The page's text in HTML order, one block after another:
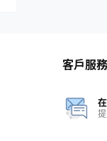
客戶服務